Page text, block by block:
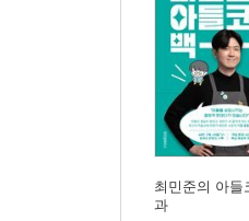
아이가 약속을
아이가 가끔씩
제4장 초보 아들
나의 육아법에
남편이 아들 육
아이가 실패했
아이의 인생 설
최민준의 아들
과